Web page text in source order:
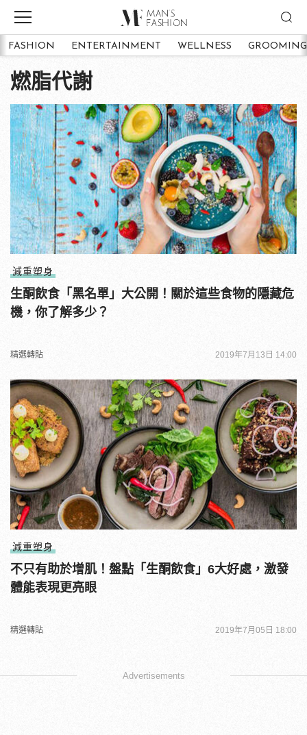
FASHION ENTERTAINMENT WELLNESS GROOMING
燃脂代謝
減重塑身
生酮飲食「黑名單」大公開！關於這些食物的隱藏危
機，你了解多少？
精選轉貼 2019年7月13日 14:00
減重塑身
不只有助於增肌！盤點「生酮飲食」6大好處，激發
體能表現更亮眼
精選轉貼 2019年7月05日 18:00
Advertisements